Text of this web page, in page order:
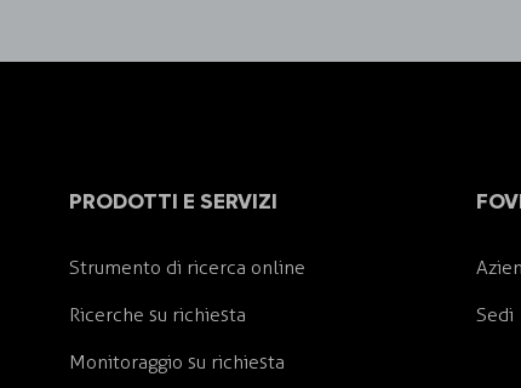
PRODOTTI E SERVIZI
Strumento di ricerca online
Ricerche su richiesta
Monitoraggio su richiesta
Sedi